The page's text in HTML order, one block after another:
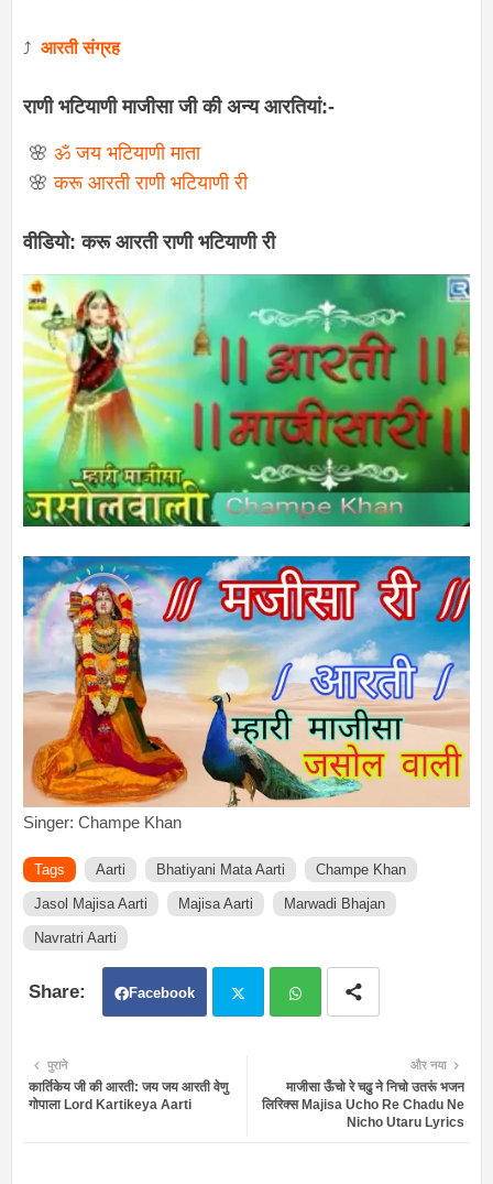
⤴️ आरती संग्रह
राणी भटियाणी माजीसा जी की अन्य आरतियां:-
🌸 ॐ जय भटियाणी माता
🌸करू आरती राणी भटियाणी री
वीडियो: करू आरती राणी भटियाणी री
Singer: Champe Khan
Tags Aarti Bhatiyani Mata Aarti Champe Khan
Jasol Majisa Aarti Majisa Aarti Marwadi Bhajan
Navratri Aarti
Facebook
ter atsa
और नया
माजीसा ऊँचो रे चढु ने निचो उतरूं भजन
लिरिक्स Majisa Ucho Re Chadu Ne
Nicho Utaru Lyrics
पुराने
कार्तिकेय जी की आरती: जय जय आरती वेणु
गोपाला Lord Kartikeya Aarti